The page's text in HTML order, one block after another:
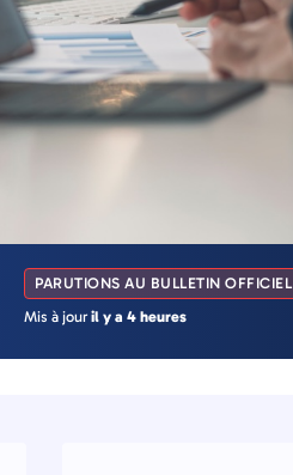
PARUTIONS AU BULLETIN OFFICIEL
Mis à jouril y a 4 heures